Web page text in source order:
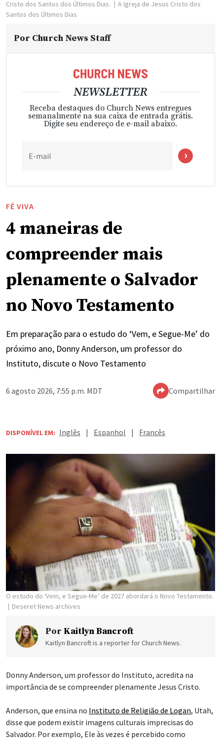
Cristo dos Santos dos Últimos Dias.
A Igreja de Jesus Cristo dos
Santos dos Últimos Dias
Por Church News Staff
NEWSLETTER
Receba destaques do Church News entregues
semanalmente na sua caixa de entrada grátis.
Digite seu endereço de e-mail abaixo.
E-mail
FÉ VIVA
4 maneiras de
compreender mais
plenamente o Salvador
no Novo Testamento
Em preparação para o estudo do ‘Vem, e Segue-Me’ do
próximo ano, Donny Anderson, um professor do
Instituto, discute o Novo Testamento
6 agosto 2026, 7:55 p.m. MDT Compartilhar
DISPONÍVEL EM: Inglês | Espanhol | Francês
O estudo do ‘Vem, e Segue-Me’ de 2027 abordará o Novo Testamento.
Deseret News archives
Por Kaitlyn Bancroft
Kaitlyn Bancroft is a reporter for Church News.
Donny Anderson, um professor do Instituto, acredita na
importância de se compreender plenamente Jesus Cristo.
Anderson, que ensina no Instituto de Religião de Logan, Utah,
disse que podem existir imagens culturais imprecisas do
Salvador. Por exemplo, Ele às vezes é percebido como